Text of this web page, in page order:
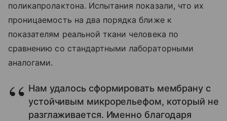
поликапролактона. Испытания показали, что их
проницаемость на два порядка ближе к
показателям реальной ткани человека по
сравнению со стандартными лабораторными
аналогами.
Нам удалось сформировать мембрану с
устойчивым микрорельефом, который не
разглаживается. Именно благодаря